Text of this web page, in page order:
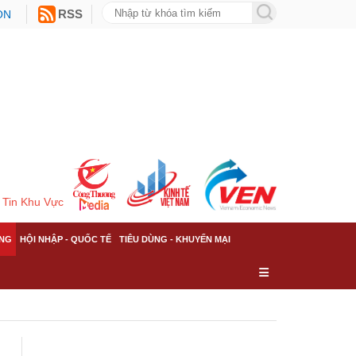
RSS
Tin Khu Vực
HỘI NHẬP - QUỐC TẾ TIÊU DÙNG - KHUYẾN MẠI